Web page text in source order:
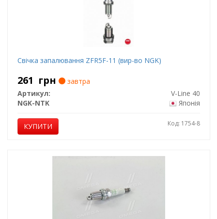
Свічка запалювання ZFR5F-11 (вир-во NGK)
261 грн
завтра
Артикул:
V-Line 40
NGK-NTK
Японія
КУПИТИ Код: 1754-8